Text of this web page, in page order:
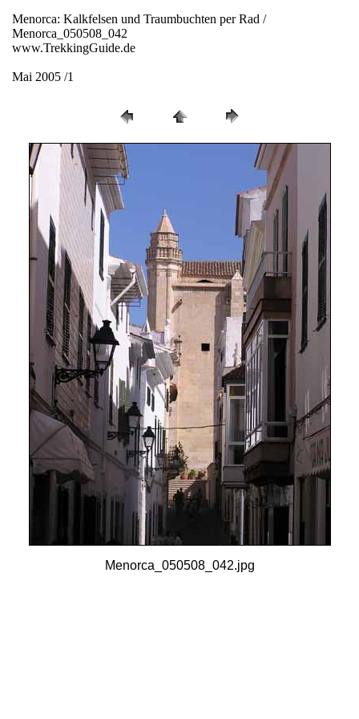
Menorca: Kalkfelsen und Traumbuchten per Rad /
Menorca_050508_042
www.TrekkingGuide.de
Mai 2005 /1
Menorca_050508_042.jpg